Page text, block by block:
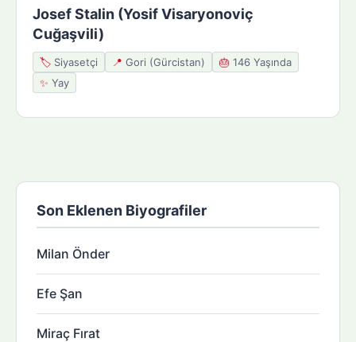
Josef Stalin (Yosif Visaryonoviç
Cuğaşvili)
🏷️ Siyasetçi 📍 Gori (Gürcistan) 🎂 146 Yaşında
✨ Yay
Son Eklenen Biyografiler
Milan Önder
Efe Şan
Miraç Fırat